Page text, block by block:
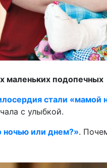
маленьких подопечных
стали «мамой
с улыбкой.
или днем?».